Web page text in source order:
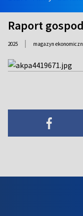
Raport
2025 | magazyn